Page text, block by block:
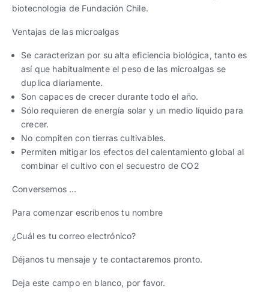
biotecnología de Fundación Chile.
Ventajas de las microalgas
Se caracterizan por su alta eficiencia biológica, tanto es
así que habitualmente el peso de las microalgas se
duplica diariamente.
Son capaces de crecer durante todo el año.
Sólo requieren de energía solar y un medio líquido para
crecer.
No compiten con tierras cultivables.
Permiten mitigar los efectos del calentamiento global al
combinar el cultivo con el secuestro de CO2
Conversemos …
Para comenzar escríbenos tu nombre
¿Cuál es tu correo electrónico?
Déjanos tu mensaje y te contactaremos pronto.
Deja este campo en blanco, por favor.